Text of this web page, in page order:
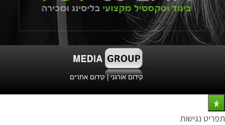
קידום אורגני|קידום אתרים
תפריט נגישות